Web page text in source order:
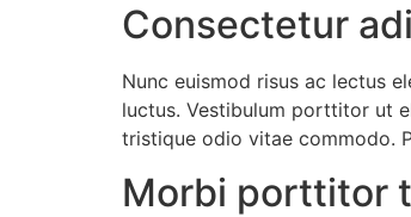
Consectetur
Nunc euismod risus ac lectus
luctus. Vestibulum porttitor ut
tristique odio vitae commodo.
Morbi porttitor